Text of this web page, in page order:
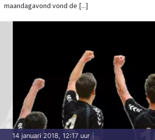
maandagavond vond de [...]
14 januari 2018, 12:17 uur